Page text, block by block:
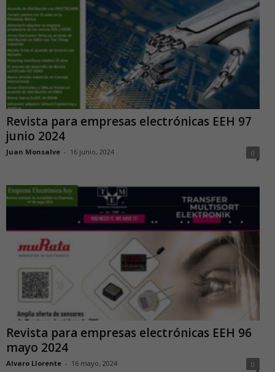
Revista para empresas electrónicas EEH 97
junio 2024
Juan Monsalve - 16 junio, 2024 0
Revista para empresas electrónicas EEH 96
mayo 2024
Alvaro Llorente - 16 mayo, 2024 0